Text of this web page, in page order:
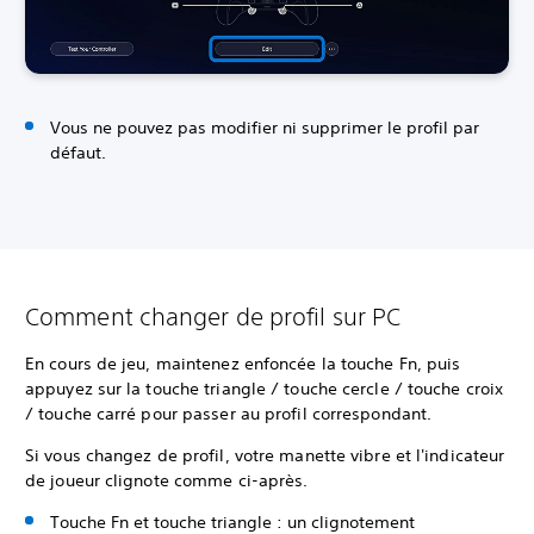
Vous ne pouvez pas modifier ni supprimer le profil par
défaut.
Comment changer de profil sur PC
En cours de jeu, maintenez enfoncée la touche Fn, puis
appuyez sur la touche triangle / touche cercle / touche croix
/ touche carré pour passer au profil correspondant.
Si vous changez de profil, votre manette vibre et l'indicateur
de joueur clignote comme ci-après.
Touche Fn et touche triangle : un clignotement